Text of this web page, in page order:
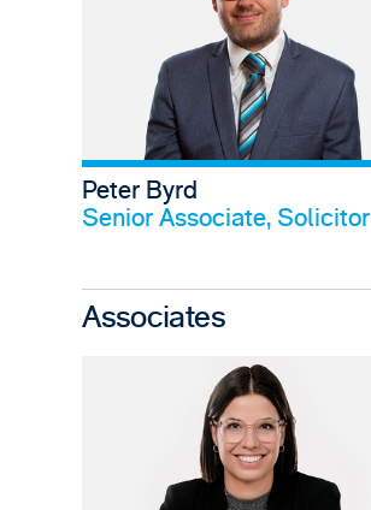
Peter Byrd
Senior Associate, Solicitor
Associates